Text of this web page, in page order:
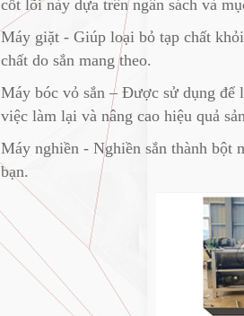
cốt lõi này dựa trên ngân sách và
Máy giặt - Giúp loại bỏ tạp chất
chất do sắn mang theo.
Máy bóc vỏ sắn – Được sử dụng để
việc làm lại và nâng cao hiệu quả
Máy nghiền - Nghiền sắn thành bột
bạn.